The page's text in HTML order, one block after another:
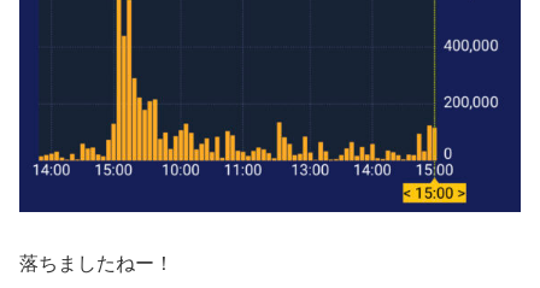
落ちましたねー！